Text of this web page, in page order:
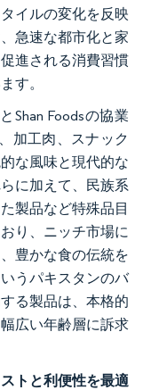
イルの変化を反映
急速な都市化と家
進される消費習慣
す。
Shan Foodsの協業
加工肉、スナック
な風味と現代的な
に加えて、民族系
製品など特殊品目
り、ニッチ市場に
豊かな食の伝統を
うパキスタンのバ
る製品は、本格的
広い年齢層に訴求
トと利便性を最適